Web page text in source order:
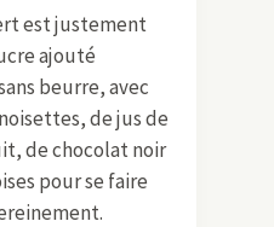
est justement
ajouté
beurre, avec
de jus de
de chocolat noir
pour se faire